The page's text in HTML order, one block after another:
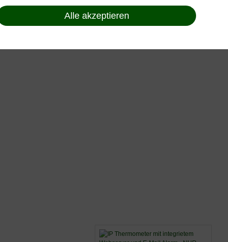
können
Liefern Anzeigen, die zu Ihren Interessen passen
Alle akzeptieren